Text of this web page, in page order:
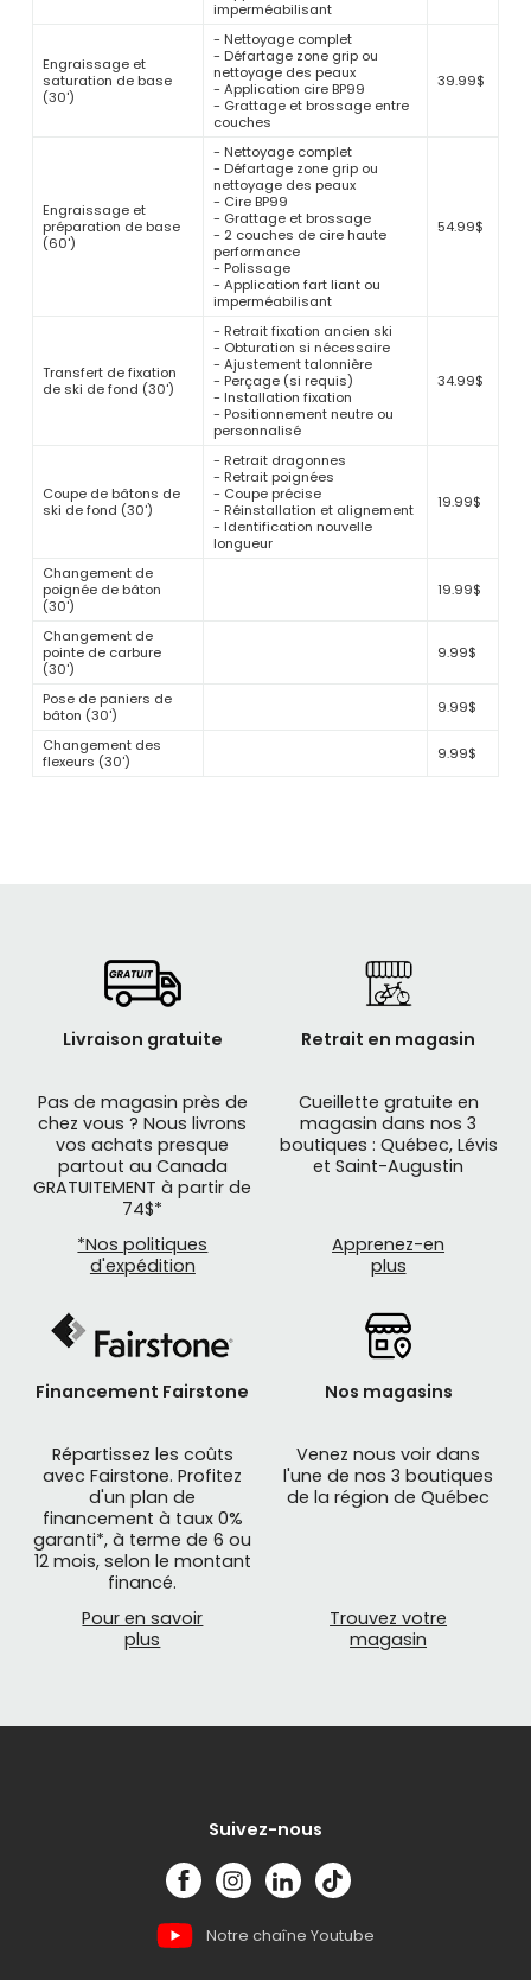
imperméabilisant
Engraissage et
saturation de base
(30')
- Nettoyage complet
- Défartage zone grip ou
nettoyage des peaux
- Application cire BP99
- Grattage et brossage entre
couches
39.99$
Engraissage et
préparation de base
(60')
- Nettoyage complet
- Défartage zone grip ou
nettoyage des peaux
- Cire BP99
- Grattage et brossage
- 2 couches de cire haute
performance
- Polissage
- Application fart liant ou
imperméabilisant
54.99$
Transfert de fixation
de ski de fond (30')
- Retrait fixation ancien ski
- Obturation si nécessaire
- Ajustement talonnière
- Perçage (si requis)
- Installation fixation
- Positionnement neutre ou
personnalisé
34.99$
Coupe de bâtons de
ski de fond (30')
- Retrait dragonnes
- Retrait poignées
- Coupe précise
- Réinstallation et alignement
- Identification nouvelle
longueur
19.99$
Changement de
poignée de bâton
(30')
19.99$
Changement de
pointe de carbure
(30')
9.99$
Pose de paniers de
bâton (30')
9.99$
Changement des
flexeurs (30')
9.99$
Livraison gratuite
Pas de magasin près de
chez vous ? Nous livrons
vos achats presque
partout au Canada
GRATUITEMENT à partir de
74$*
*Nos politiques
d'expédition
Retrait en magasin
Cueillette gratuite en
magasin dans nos 3
boutiques : Québec, Lévis
et Saint-Augustin
Apprenez-en
plus
Financement Fairstone
Répartissez les coûts
avec Fairstone. Profitez
d'un plan de
financement à taux 0%
garanti*, à terme de 6 ou
12 mois, selon le montant
financé.
Pour en savoir
plus
Nos magasins
Venez nous voir dans
l'une de nos 3 boutiques
de la région de Québec
Trouvez votre
magasin
Suivez-nous
Notre chaîne Youtube